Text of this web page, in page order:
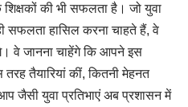
की भी सफलता है। जो युवा
सफलता हासिल करना चाहते हैं, वे
वे जानना चाहेंगे कि आपने इस
तैयारियां कीं, कितनी मेहनत
जैसी युवा प्रतिभाएं अब प्रशासन में